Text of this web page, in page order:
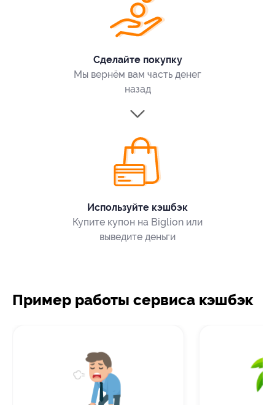
Сделайте покупку
Мы вернём вам часть денег
назад
Используйте кэшбэк
Купите купон на Biglion или
выведите деньги
Пример работы сервиса кэшбэк